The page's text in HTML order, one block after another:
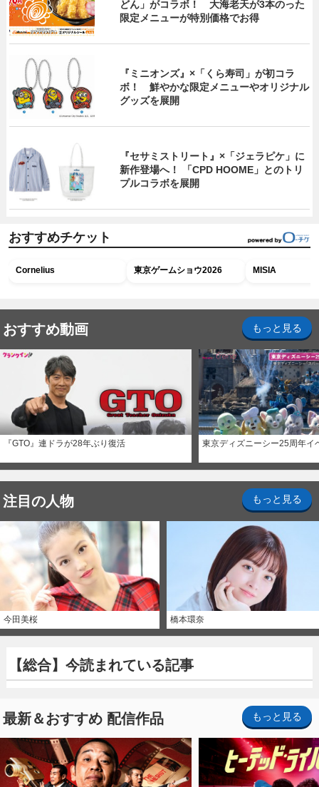
どん」がコラボ！ 大海老天が3本のった
限定メニューが特別価格でお得
『ミニオンズ』×「くら寿司」が初コラ
ボ！ 鮮やかな限定メニューやオリジナル
グッズを展開
『セサミストリート』×「ジェラピケ」に
新作登場へ！ 「CPD HOOME」とのトリ
プルコラボを展開
おすすめチケット
Cornelius 東京ゲームショウ2026 MISIA
おすすめ動画 もっと見る
『GTO』連ドラが28年ぶり復活 東京ディズニーシー25周年イ
注目の人物 もっと見る
今田美桜 橋本環奈
【総合】今読まれている記事
最新＆おすすめ 配信作品 もっと見る